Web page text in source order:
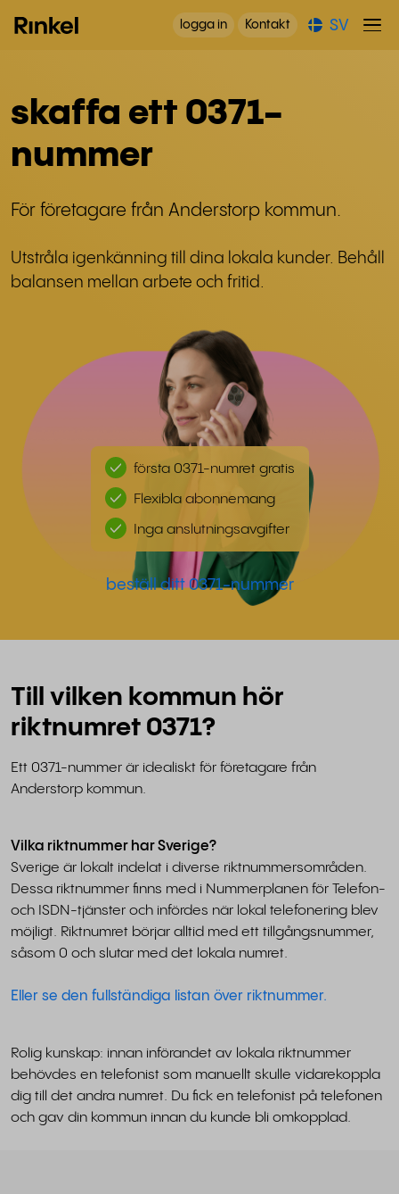
logga in Kontakt SV
skaffa ett 0371-
nummer
För företagare från Anderstorp kommun.
Utstråla igenkänning till dina lokala kunder. Behåll
balansen mellan arbete och fritid.
första 0371-numret gratis
Flexibla abonnemang
Inga anslutningsavgifter
beställ ditt 0371-nummer
Till vilken kommun hör
riktnumret 0371?
Ett 0371-nummer är idealiskt för företagare från
Anderstorp kommun.
Vilka riktnummer har Sverige?
Sverige är lokalt indelat i diverse riktnummersområden.
Dessa riktnummer finns med i Nummerplanen för Telefon-
och ISDN-tjänster och infördes när lokal telefonering blev
möjligt. Riktnumret börjar alltid med ett tillgångsnummer,
såsom 0 och slutar med det lokala numret.
Eller se den fullständiga listan över riktnummer.
Rolig kunskap: innan införandet av lokala riktnummer
behövdes en telefonist som manuellt skulle vidarekoppla
dig till det andra numret. Du fick en telefonist på telefonen
och gav din kommun innan du kunde bli omkopplad.